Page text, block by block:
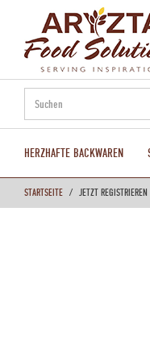
HERZHAFTE BACKWAREN
STARTSEITE JETZT REGISTRIEREN